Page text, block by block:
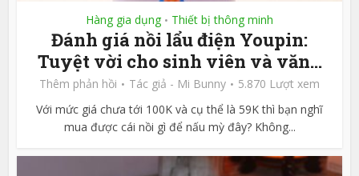
Hàng gia dụng • Thiết bị thông minh
Đánh giá nồi lẩu điện Youpin:
Tuyệt vời cho sinh viên và văn...
Thêm phản hồi Tác giả - Mi Bunny
5.870 Lượt xem
Với mức giá chưa tới 100K và cụ thể là 59K thì bạn nghĩ
mua được cái nồi gì để nấu mỳ đây? Không...